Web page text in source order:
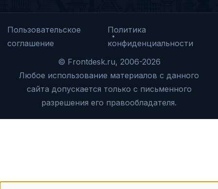
Пользовательское
соглашение
Политика
конфиденциальности
© Frontdesk.ru, 2006-2026
Любое использование материалов с данного
сайта допускается только с письменного
разрешения его правообладателя.